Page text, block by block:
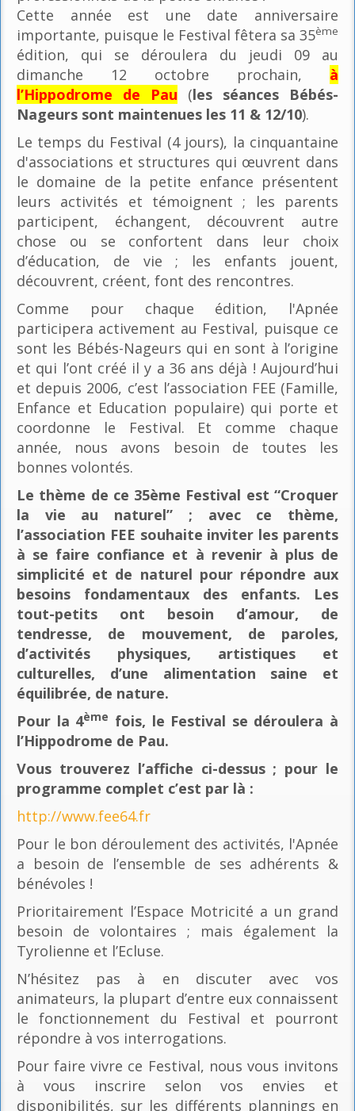
Cette année est une date anniversaire
importante, puisque le Festival fêtera sa 35ème
édition, qui se déroulera du jeudi 09 au
dimanche 12 octobre prochain, à
l’Hippodrome de Pau (les séances Bébés-
Nageurs sont maintenues les 11 & 12/10).
Le temps du Festival (4 jours), la cinquantaine
d'associations et structures qui œuvrent dans
le domaine de la petite enfance présentent
leurs activités et témoignent ; les parents
participent, échangent, découvrent autre
chose ou se confortent dans leur choix
d’éducation, de vie ; les enfants jouent,
découvrent, créent, font des rencontres.
Comme pour chaque édition, l'Apnée
participera activement au Festival, puisque ce
sont les Bébés-Nageurs qui en sont à l’origine
et qui l’ont créé il y a 36 ans déjà ! Aujourd’hui
et depuis 2006, c’est l’association FEE (Famille,
Enfance et Education populaire) qui porte et
coordonne le Festival. Et comme chaque
année, nous avons besoin de toutes les
bonnes volontés.
Le thème de ce 35ème Festival est “Croquer
la vie au naturel” ; avec ce thème,
l’association FEE souhaite inviter les parents
à se faire confiance et à revenir à plus de
simplicité et de naturel pour répondre aux
besoins fondamentaux des enfants. Les
tout-petits ont besoin d’amour, de
tendresse, de mouvement, de paroles,
d’activités physiques, artistiques et
culturelles, d’une alimentation saine et
équilibrée, de nature.
Pour la 4ème fois, le Festival se déroulera à
l’Hippodrome de Pau.
Vous trouverez l’affiche ci-dessus ; pour le
programme complet c’est par là :
http://www.fee64.fr
Pour le bon déroulement des activités, l'Apnée
a besoin de l’ensemble de ses adhérents &
bénévoles !
Prioritairement l’Espace Motricité a un grand
besoin de volontaires ; mais également la
Tyrolienne et l’Ecluse.
N’hésitez pas à en discuter avec vos
animateurs, la plupart d’entre eux connaissent
le fonctionnement du Festival et pourront
répondre à vos interrogations.
Pour faire vivre ce Festival, nous vous invitons
à vous inscrire selon vos envies et
disponibilités, sur les différents plannings en